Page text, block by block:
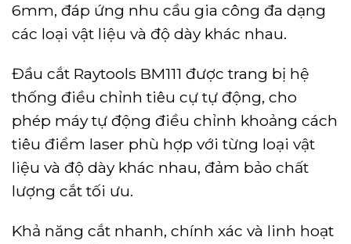
6mm, đáp ứng nhu cầu gia công đa dạng
các loại vật liệu và độ dày khác nhau.
Đầu cắt Raytools BM111 được trang bị hệ
thống điều chỉnh tiêu cự tự động, cho
phép máy tự động điều chỉnh khoảng cách
tiêu điểm laser phù hợp với từng loại vật
liệu và độ dày khác nhau, đảm bảo chất
lượng cắt tối ưu.
Khả năng cắt nhanh, chính xác và linh hoạt